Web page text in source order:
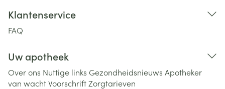
Klantenservice
FAQ
Uw apotheek
Over ons Nuttige links Gezondheidsnieuws Apotheker
van wachtVoorschriftZorgtarieven